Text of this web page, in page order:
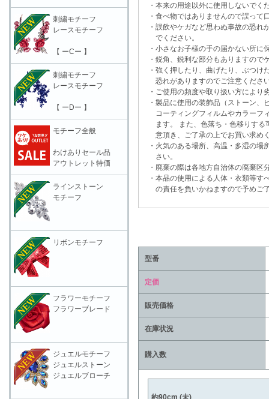
・本来の用途以外に使用しないでく
・食べ物ではありませんので誤って
・誤飲やケガなど思わぬ事故の恐れ
でください。
・小さなお子様の手の届かない所に
・鋭角、鋭利な部分もありますので
・強く押したり、曲げたり、ぶつけ
恐れがありますのでご注意くださ
・ご使用の頻度や取り扱い方により
・製品に使用の装飾品（ストーン、
コーティングフィルムやカラーフ
ます。 また、色落ち・色移りする
意頂き、ご了承の上でお買い求め
・火気のある場所、高温・多湿の場
さい。
・廃棄の際は各地方自治体の廃棄区
・本品の使用による人体・衣類等す
の責任を負いかねますので予めご
型番
定価
販売価格
在庫状況
購入数
約90cm (未)
刺繍モチーフ
レースモチーフ
【 ーCー 】
刺繍モチーフ
レースモチーフ
【 ーDー 】
モチーフ全般
わけありセール品
アウトレット特価
ラインストーン
モチーフ
リボンモチーフ
フラワーモチーフ
フラワーブレード
ジュエルモチーフ
ジュエルストーン
ジュエルブローチ